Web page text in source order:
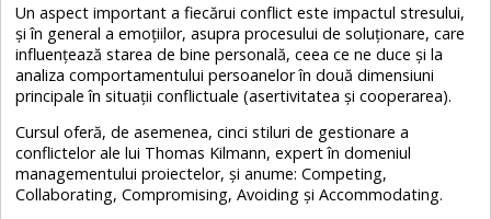
Un aspect important a fiecărui conflict este impactul stresului,
și în general a emoțiilor, asupra procesului de soluționare, care
influențează starea de bine personală, ceea ce ne duce și la
analiza comportamentului persoanelor în două dimensiuni
principale în situații conflictuale (asertivitatea și cooperarea).
Cursul oferă, de asemenea, cinci stiluri de gestionare a
conflictelor ale lui Thomas Kilmann, expert în domeniul
managementului proiectelor, și anume: Competing,
Collaborating, Compromising, Avoiding și Accommodating.